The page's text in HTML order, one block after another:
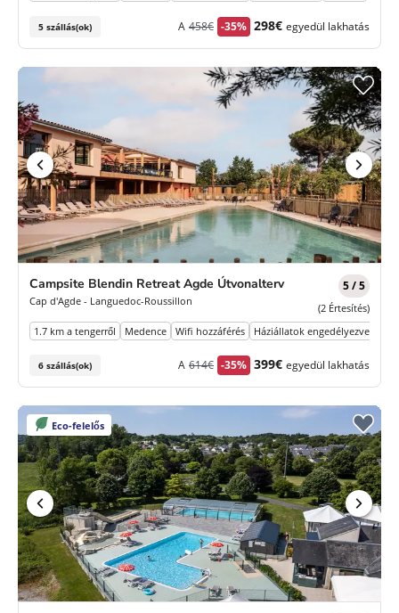
5 szállás(ok) A Korábbi
458€ -35% Új
298€ egyedül lakhatás
Campsite Blendin Retreat Agde Útvonalterv
Cap d'Agde - Languedoc-Roussillon
5 / 5
(2 Értesítés)
1.7 km a tengerről
Medence Wifi hozzáférés Háziállatok engedélyezve
6 szállás(ok) A Korábbi
614€ -35% Új
399€ egyedül lakhatás
Eco-felelős